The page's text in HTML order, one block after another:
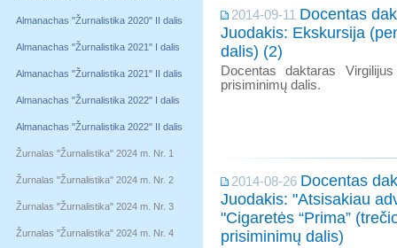
Almanachas "Žurnalistika 2020" II dalis
Almanachas "Žurnalistika 2021" I dalis
Almanachas "Žurnalistika 2021" II dalis
Almanachas "Žurnalistika 2022" I dalis
Almanachas "Žurnalistika 2022" II dalis
Žurnalas "Žurnalistika" 2024 m. Nr. 1
Žurnalas "Žurnalistika" 2024 m. Nr. 2
Žurnalas "Žurnalistika" 2024 m. Nr. 3
Žurnalas "Žurnalistika" 2024 m. Nr. 4
2014-09-11 Docentas
Juodakis: Ekskursija
dalis) (2)
Docentas daktaras
prisiminimų dalis.
2014-08-26 Docentas
Juodakis: "Atsisakiau
"Cigaretės “Prima”
prisiminimų dalis)